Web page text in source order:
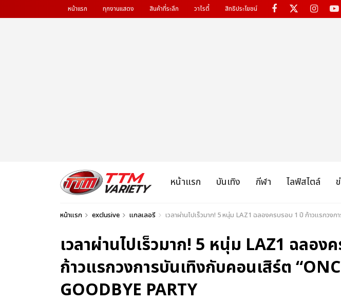
หน้าแรก ทุกงานแสดง สินค้าที่ระลึก วาไรตี้ สิทธิประโยชน์
หน้าแรก บันเทิง กีฬา ไลฟ์สไตล์
หน้าแรก exclusive แกลเลอรี เวลาผ่านไปเร็วมาก! 5 หนุ่ม LAZ1 ฉลองครบรอบ 1 ปี ก้าวแรกวง
เวลาผ่านไปเร็วมาก! 5 หนุ่ม LAZ1 ฉลอง
ก้าวแรกวงการบันเทิงกับคอนเสิร์ต
GOODBYE PARTY